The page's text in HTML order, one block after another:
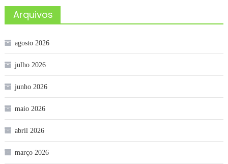
Arquivos
agosto 2026
julho 2026
junho 2026
maio 2026
abril 2026
março 2026